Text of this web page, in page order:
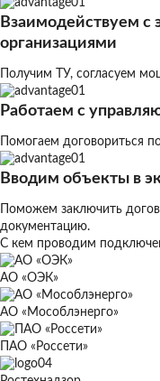
Взаимодействуем с
организациями
Получим ТУ, согласуем
Работаем с
Помогаем договориться
Вводим объекты в
Поможем заключить
документацию.
С кем проводим
АО «ОЭК»
АО «Мособлэнерго»
ПАО «Россети»